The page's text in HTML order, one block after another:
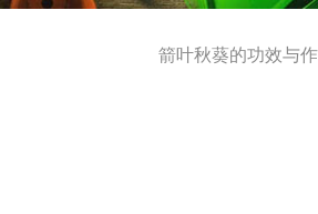
箭叶秋葵的功效与